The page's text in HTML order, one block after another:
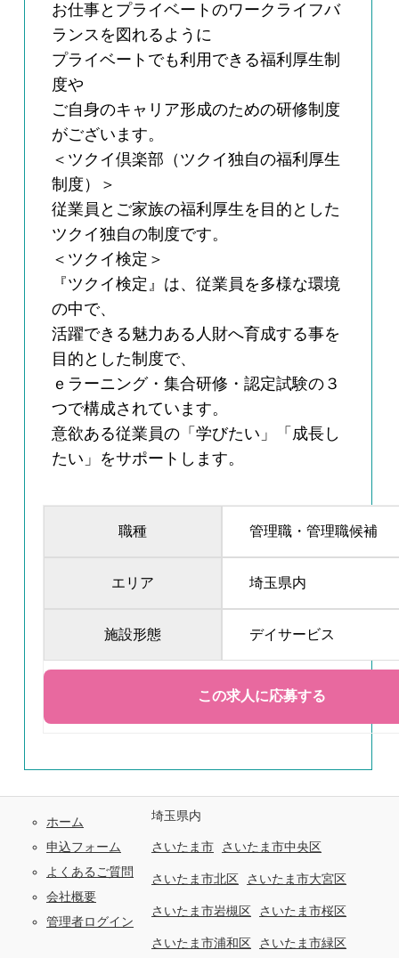
お仕事とプライベートのワークライフバ
ランスを図れるように
プライベートでも利用できる福利厚生制
度や
ご自身のキャリア形成のための研修制度
がございます。
＜ツクイ倶楽部（ツクイ独自の福利厚生
制度）＞
従業員とご家族の福利厚生を目的とした
ツクイ独自の制度です。
＜ツクイ検定＞
『ツクイ検定』は、従業員を多様な環境
の中で、
活躍できる魅力ある人財へ育成する事を
目的とした制度で、
ｅラーニング・集合研修・認定試験の３
つで構成されています。
意欲ある従業員の「学びたい」「成長し
たい」をサポートします。
職種 管理職・管理職候補
エリア 埼玉県内
施設形態 デイサービス
ホーム
申込フォーム
よくあるご質問
会社概要
管理者ログイン
埼玉県内
さいたま市 さいたま市中央区
さいたま市北区 さいたま市大宮区
さいたま市岩槻区 さいたま市桜区
さいたま市浦和区 さいたま市緑区